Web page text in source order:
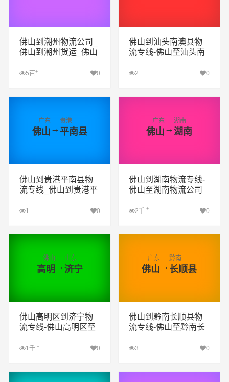
佛山到潮州物流公司_
佛山到潮州货运_佛山
5百 + 0
查看详细
佛山到汕头南澳县物
流专线-佛山至汕头南
2 0
查看详细
广东
佛山 →
贵港
平南县
佛山到贵港平南县物
流专线_佛山到贵港平
1 0
查看详细
广东
佛山 →
湖南
湖南
佛山到湖南物流专线-
佛山至湖南物流公司
2千+ 0
查看详细
佛山
高明→
山东
济宁
佛山高明区到济宁物
流专线-佛山高明区至
1千 + 0
查看详细
广东
佛山 →
黔南
长顺县
佛山到黔南长顺县物
流专线-佛山至黔南长
3 0
查看详细